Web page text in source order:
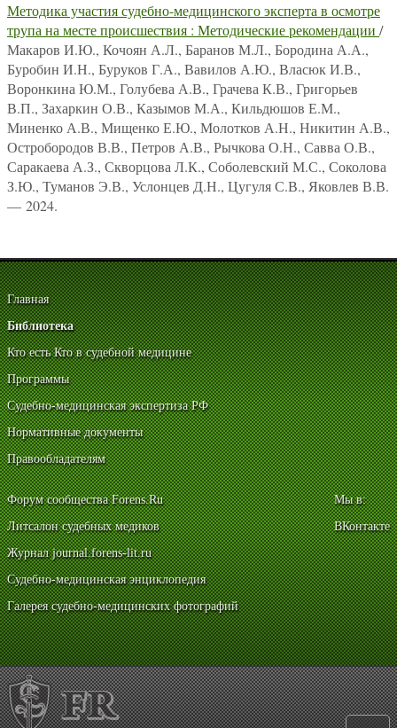
Методика участия судебно-медицинского эксперта в осмотре
трупа на месте происшествия : Методические рекомендации /
Макаров И.Ю., Кочоян А.Л., Баранов М.Л., Бородина А.А.,
Буробин И.Н., Буруков Г.А., Вавилов А.Ю., Власюк И.В.,
Воронкина Ю.М., Голубева А.В., Грачева К.В., Григорьев
В.П., Захаркин О.В., Казымов М.А., Кильдюшов Е.М.,
Миненко А.В., Мищенко Е.Ю., Молотков А.Н., Никитин А.В.,
Остробородов В.В., Петров А.В., Рычкова О.Н., Савва О.В.,
Саракаева А.З., Скворцова Л.К., Соболевский М.С., Соколова
З.Ю., Туманов Э.В., Услонцев Д.Н., Цугуля С.В., Яковлев В.В.
— 2024.
Главная
Библиотека
Кто есть Кто в судебной медицине
Программы
Судебно-медицинская экспертиза РФ
Нормативные документы
Правообладателям
Форум сообщества Forens.Ru
Литсалон судебных медиков
Журнал journal.forens-lit.ru
Судебно-медицинская энциклопедия
Галерея судебно-медицинских фотографий
Мы в:
ВКонтакте